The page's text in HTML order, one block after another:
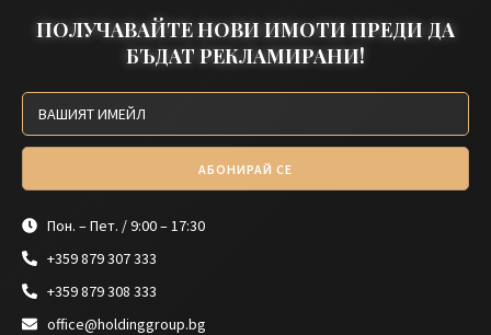
ПОЛУЧАВАЙТЕ НОВИ ИМОТИ ПРЕДИ ДА
БЪДАТ РЕКЛАМИРАНИ!
АБОНИРАЙ СЕ
Пон. – Пет. / 9:00 – 17:30
+359 879 307 333
+359 879 308 333
office@holdinggroup.bg